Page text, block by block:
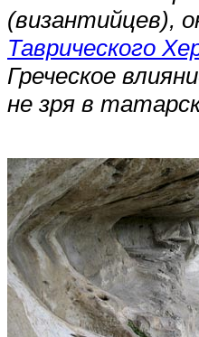
(византийцев),
Таврического
Греческое
не зря в